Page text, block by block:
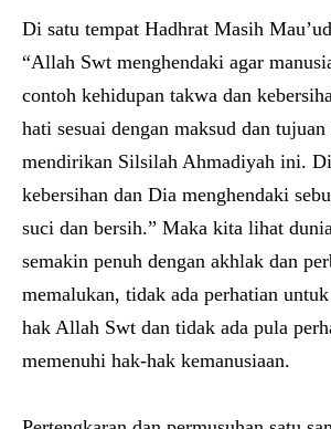
Di satu tempat Hadhrat Masih Mau’ud
“Allah Swt menghendaki agar
contoh kehidupan takwa dan
hati sesuai dengan maksud dan
mendirikan Silsilah Ahmadiyah ini.
kebersihan dan Dia menghendaki
suci dan bersih.” Maka kita lihat
semakin penuh dengan akhlak dan
memalukan, tidak ada perhatian
hak Allah Swt dan tidak ada pula
memenuhi hak-hak kemanusiaan.